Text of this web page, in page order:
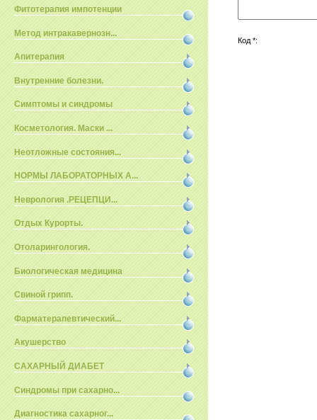
Фитотерапия импотенции
Метод интракавернозн...
Апитерапия
Внутренние болезни.
Симптомы и синдромы
Косметология. Маски ...
Неотложные состояния...
НОРМЫ ЛАБОРАТОРНЫХ А...
Неврология .РЕЦЕПЦИ...
Отдых Курорты.
Отоларингология.
Биологическая медицина
Свиной грипп.
Фарматерапевтический...
Акушерство
САХАРНЫЙ ДИАБЕТ
Синдромы при сахарно...
Диагностика сахарног...
Код *: